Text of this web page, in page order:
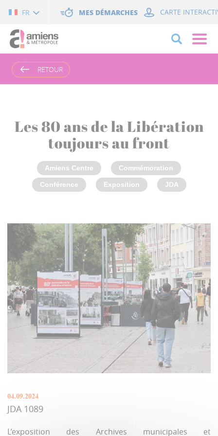
FR MES DÉMARCHES CARTE
RETOUR
Les 80 ans de la Libération
toujours au front
Amiens Centre Commémoration
Conférence Exposition JDA
04.09.2024
JDA 1089
L’exposition des Archives municipales et